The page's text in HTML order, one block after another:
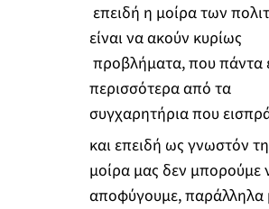
επειδή η μοίρα των
είναι να ακούν κυρίως
προβλήματα, που πάντα
περισσότερα από τα
συγχαρητήρια που
και επειδή ως γνωστόν
μοίρα μας δεν μπορούμε
αποφύγουμε, παράλληλα